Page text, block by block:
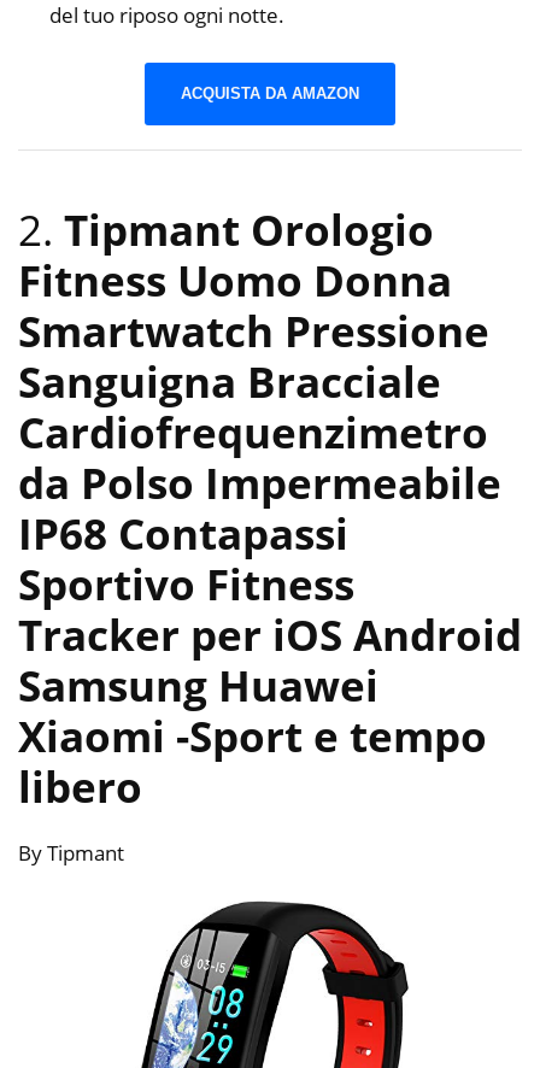
del tuo riposo ogni notte.
ACQUISTA DA AMAZON
2. Tipmant Orologio
Fitness Uomo Donna
Smartwatch Pressione
Sanguigna Bracciale
Cardiofrequenzimetro
da Polso Impermeabile
IP68 Contapassi
Sportivo Fitness
Tracker per iOS Android
Samsung Huawei
Xiaomi -Sport e tempo
libero
By Tipmant